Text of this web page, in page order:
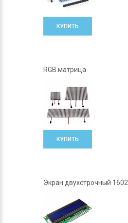
КУПИТЬ
RGB матрица
КУПИТЬ
Экран двухстрочный 1602